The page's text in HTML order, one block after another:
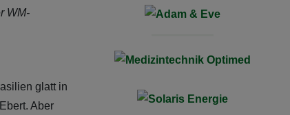
WM-
glatt in
Aber